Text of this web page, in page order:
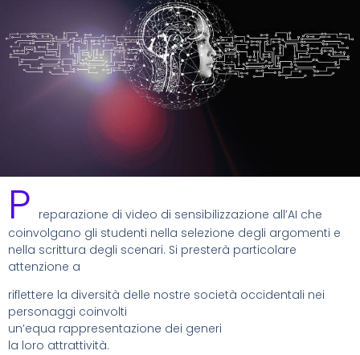
P reparazione di video di sensibilizzazione all’AI che
coinvolgano gli studenti nella selezione degli argomenti e
nella scrittura degli scenari. Si presterà particolare
attenzione a
riflettere la diversità delle nostre società occidentali nei
personaggi coinvolti
un’equa rappresentazione dei generi
la loro attrattività.